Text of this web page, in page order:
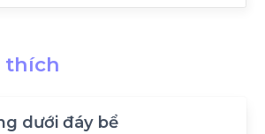
thích
dưới đáy bể